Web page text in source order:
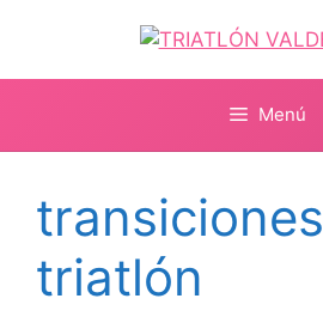
contenido
Menú
transiciones
triatlón